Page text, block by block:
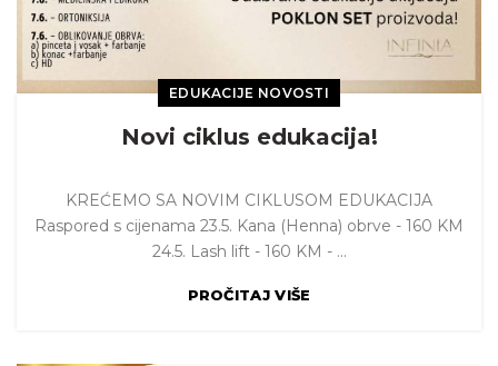
EDUKACIJE NOVOSTI
Novi ciklus edukacija!
KREĆEMO SA NOVIM CIKLUSOM EDUKACIJA
Raspored s cijenama 23.5. Kana (Henna) obrve - 160 KM
24.5. Lash lift - 160 KM - ...
PROČITAJ VIŠE